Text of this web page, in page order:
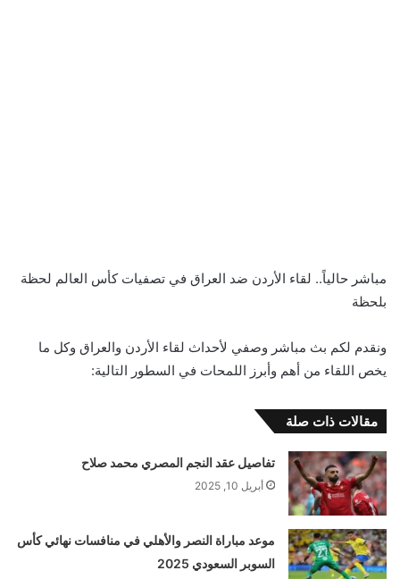
مباشر حالياً.. لقاء الأردن ضد العراق في تصفيات كأس العالم لحظة
بلحظة
ونقدم لكم بث مباشر وصفي لأحداث لقاء الأردن والعراق وكل ما
يخص اللقاء من أهم وأبرز اللمحات في السطور التالية:
مقالات ذات صلة
تفاصيل عقد النجم المصري محمد صلاح
أبريل 10, 2025
موعد مباراة النصر والأهلي في منافسات نهائي كأس
السوبر السعودي 2025